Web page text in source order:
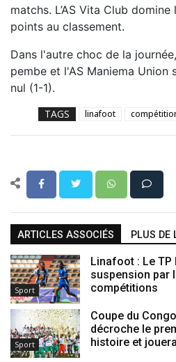
matchs. L’AS Vita Club
points au classement.
Dans l'autre choc de la
pembe et l'AS Maniema Union
nul (1-1).
TAGS linafoot
ARTICLES ASSOCIÉS PLUS DE
Sport
Linafoot : Le
suspension par
compétitions
Sport
Coupe du
décroche le
histoire et